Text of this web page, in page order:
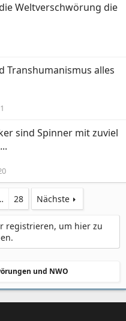
Weltverschwörung die
Transhumanismus alles
sind Spinner mit zuviel
28 Nächste
registrieren, um hier zu
und NWO